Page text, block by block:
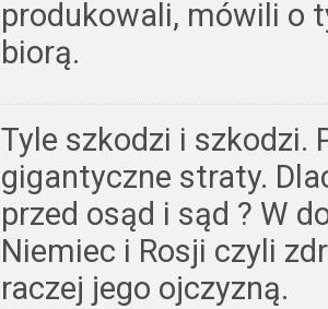
produkowali, mówili o
biorą.
Tyle szkodzi i szkodzi.
gigantyczne straty.
przed osąd i sąd ? W
Niemiec i Rosji czyli
raczej jego ojczyzną.